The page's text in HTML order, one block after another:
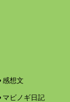
感想文
マビノギ日記